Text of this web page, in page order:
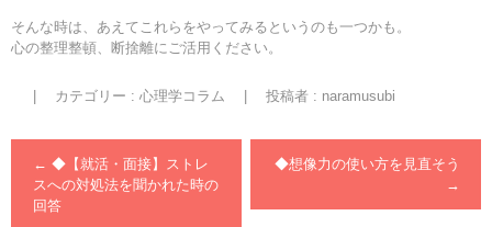
そんな時は、あえてこれらをやってみるというのも一つかも。
心の整理整頓、断捨離にご活用ください。
カテゴリー : 心理学コラム 投稿者 : naramusubi
← ◆【就活・面接】ストレ
スへの対処法を聞かれた時の
回答
◆想像力の使い方を見直そう
→